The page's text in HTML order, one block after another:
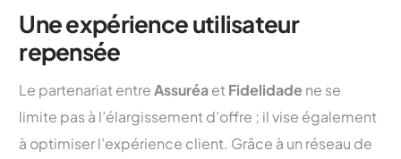
Une expérience utilisateur
repensée
Le partenariat entreAssuréaet Fidelidade ne se
limite pas à l’élargissement d’offre ; il vise également
à optimiser l’expérience client. Grâce à un réseau de